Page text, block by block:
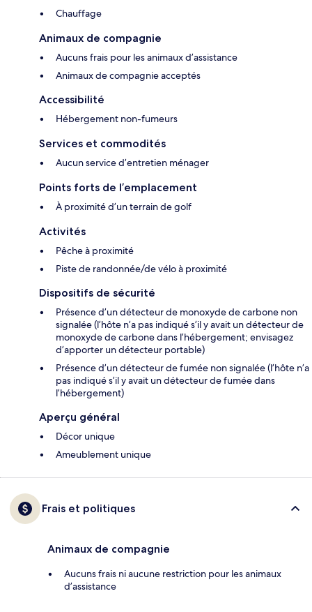
Chauffage
Animaux de compagnie
Aucuns frais pour les animaux d’assistance
Animaux de compagnie acceptés
Accessibilité
Hébergement non-fumeurs
Services et commodités
Aucun service d’entretien ménager
Points forts de l’emplacement
À proximité d’un terrain de golf
Activités
Pêche à proximité
Piste de randonnée/de vélo à proximité
Dispositifs de sécurité
Présence d’un détecteur de monoxyde de carbone non
signalée (l’hôte n’a pas indiqué s’il y avait un détecteur de
monoxyde de carbone dans l’hébergement; envisagez
d’apporter un détecteur portable)
Présence d’un détecteur de fumée non signalée (l’hôte n’a
pas indiqué s’il y avait un détecteur de fumée dans
l’hébergement)
Aperçu général
Décor unique
Ameublement unique
Frais et politiques
Animaux de compagnie
Aucuns frais ni aucune restriction pour les animaux
d’assistance